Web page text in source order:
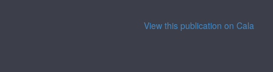
View this publication on Calaméo